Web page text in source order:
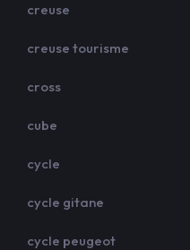
creuse
creuse tourisme
cross
cube
cycle
cycle gitane
cycle peugeot